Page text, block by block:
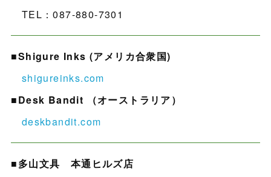
TEL：087-880-7301
■Shigure Inks (アメリカ合衆国)
shigureinks.com
■Desk Bandit （オーストラリア）
deskbandit.com
■多山文具 本通ヒルズ店